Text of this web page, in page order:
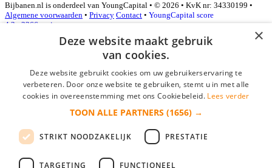
Bijbanen.nl is onderdeel van YoungCapital • © 2026 • KvK nr: 34330199 •
Algemene voorwaarden • Privacy Contact • YoungCapital score
4.3 - 3366 reviews
Inloggen als bedrijf
*
login gegevens onthouden
login
×
Deze website maakt gebruik
van cookies.
Deze website gebruikt cookies om uw gebruikerservaring te
verbeteren. Door onze website te gebruiken, stemt u in met alle
cookies in overeenstemming met ons Cookiebeleid. Lees verder
TOON ALLE PARTNERS (1656) →
STRIKT NOODZAKELIJK PRESTATIE
TARGETING FUNCTIONEEL